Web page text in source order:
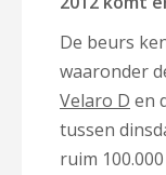
De beurs
waaronder
Velaro D en
tussen
ruim